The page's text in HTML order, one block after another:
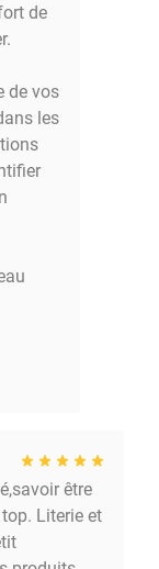
de
de vos
les
être
Literie et